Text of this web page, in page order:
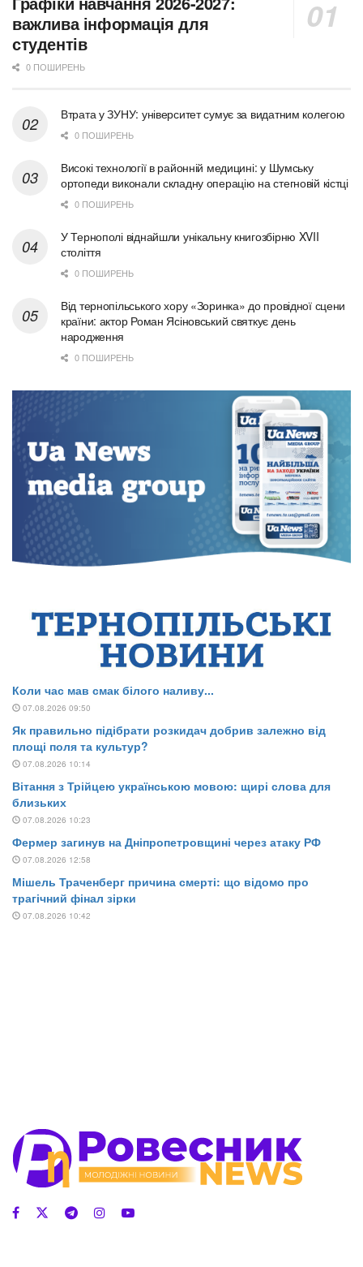
важлива інформація для
студентів
0 ПОШИРЕНЬ
Втрата у ЗУНУ: університет сумує за видатним колегою
0 ПОШИРЕНЬ
Високі технології в районній медицині: у Шумську
ортопеди виконали складну операцію на стегновій кістці
0 ПОШИРЕНЬ
У Тернополі віднайшли унікальну книгозбірню XVII
століття
0 ПОШИРЕНЬ
Від тернопільського хору «Зоринка» до провідної сцени
країни: актор Роман Ясіновський святкує день
народження
0 ПОШИРЕНЬ